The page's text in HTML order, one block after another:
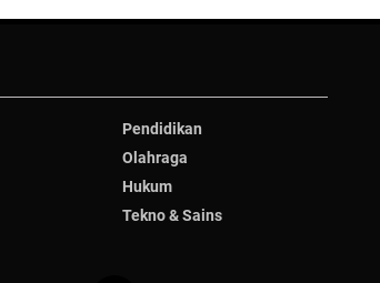
Pendidikan
Olahraga
Hukum
Tekno & Sains